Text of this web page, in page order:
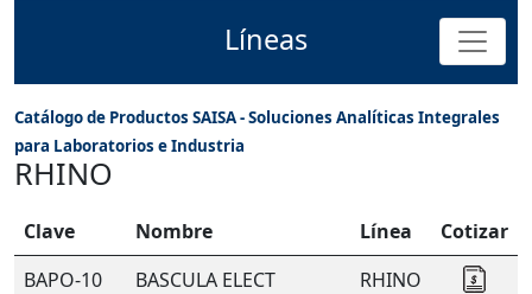
Líneas
Catálogo de Productos SAISA - Soluciones Analíticas Integrales
para Laboratorios e Industria
RHINO
Clave Nombre Línea
Cotizar
BAPO-10
BASCULA ELECT
RHINO